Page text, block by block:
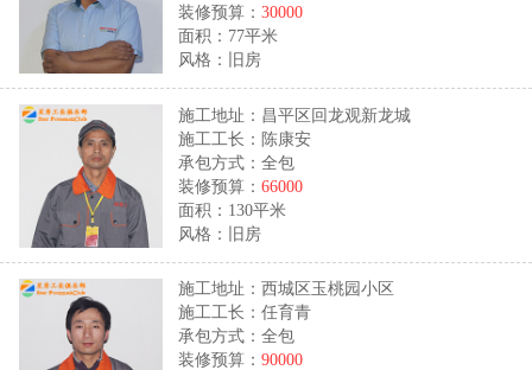
装修预算：30000
面积：77平米
风格：旧房
施工地址：昌平区回龙观新龙城
施工工长：陈康安
承包方式：全包
装修预算：66000
面积：130平米
风格：旧房
施工地址：西城区玉桃园小区
施工工长：任育青
承包方式：全包
装修预算：90000